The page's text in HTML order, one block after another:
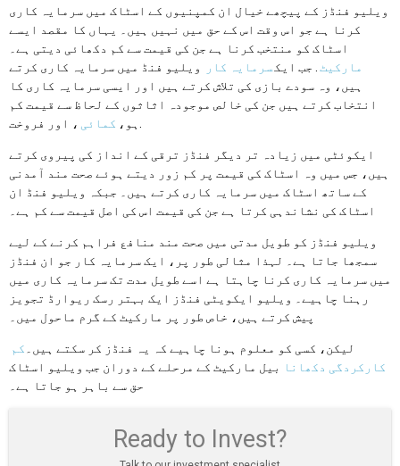
ویلیو فنڈز کے پیچھے خیال ان کمپنیوں کے اسٹاک میں سرمایہ کاری
کرنا ہے جو اس وقت اس کے حق میں نہیں ہیں۔ یہاں کا مقصد ایسے
اسٹاک کو منتخب کرنا ہے جن کی قیمت سے کم دکھائی دیتی ہے۔
مارکیٹ . جب ایک سرمایہ کار
ویلیو فنڈ میں سرمایہ کاری کرتے
ہیں، وہ سودے بازی کی تلاش کرتے ہیں اور ایسی سرمایہ کاری کا
انتخاب کرتے ہیں جن کی خالص موجودہ اثاثوں کے لحاظ سے قیمت کم
ہو، کمائی
ایکوئٹی میں زیادہ تر دیگر فنڈز ترقی کے انداز کی پیروی کرتے
ہیں، جس میں وہ اسٹاک کی قیمت پر کم زور دیتے ہوئے صحت مند آمدنی
کے ساتھ اسٹاک میں سرمایہ کاری کرتے ہیں۔ جبکہ ویلیو فنڈ ان
اسٹاک کی نشاندہی کرتا ہے جن کی قیمت اس کی اصل قیمت سے کم ہے۔
ویلیو فنڈز کو طویل مدتی میں صحت مند منافع فراہم کرنے کے لیے
سمجھا جاتا ہے۔ لہذا مثالی طور پر، ایک سرمایہ کار جو ان فنڈز
میں سرمایہ کاری کرنا چاہتا ہے اسے طویل مدت تک سرمایہ کاری میں
رہنا چاہیے۔ ویلیو ایکویٹی فنڈز ایک بہتر رسک ریوارڈ تجویز
پیش کرتے ہیں، خاص طور پر مارکیٹ کے گرم ماحول میں۔
لیکن، کسی کو معلوم ہونا چاہیے کہ یہ فنڈز کر سکتے ہیں۔ کم
کارکردگی دکھانا
بیل مارکیٹ کے مرحلے کے دوران جب ویلیو اسٹاک
حق سے باہر ہو جاتا ہے۔
Ready to Invest?